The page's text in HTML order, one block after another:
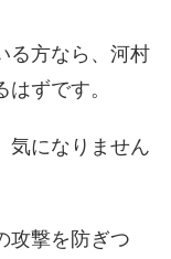
る方なら、河村
ずです。
気になりません
攻撃を防ぎつ